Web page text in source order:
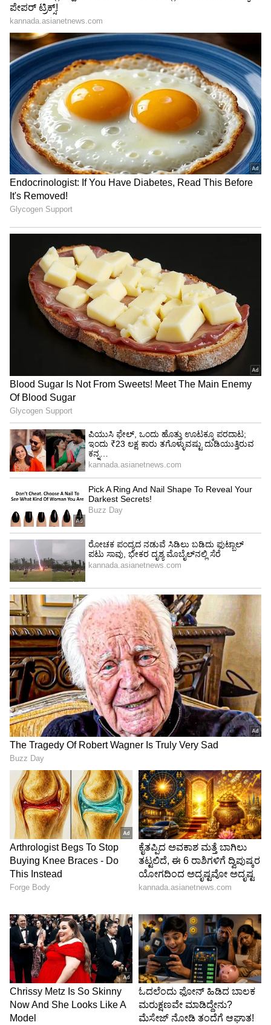
LATEST VIDEOS
"ರಾಜಕೀಯ ಬೇಡ, ಸಿನಿಮಾನೇ ಪ್ರಾಣ":
ಕನಕೋತ್ಸವದಲ್ಲಿ ರಿಷಬ್ ಶೆಟ್ಟಿ | Rishab
Shetty speech | Suvarna News
ಶೇ.50 ರಿಂದ ಶೇ.18 ಕ್ಕೆ TAX ಇಳಿಕೆ: ಮೋದಿ-
ಟ್ರಂಪ್ ಐತಿಹಾಸಿಕ ಒಪ್ಪಂದ | India US
Trade Deal | Party Rounds